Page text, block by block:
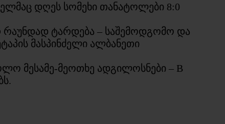
დღეს სომეხი თანატოლები 8:0
რაუნდად ტარდება – საშემოდგომო და
მასპინძელი ალბანეთი
მესამე-მეოთხე ადგილოსნები – B